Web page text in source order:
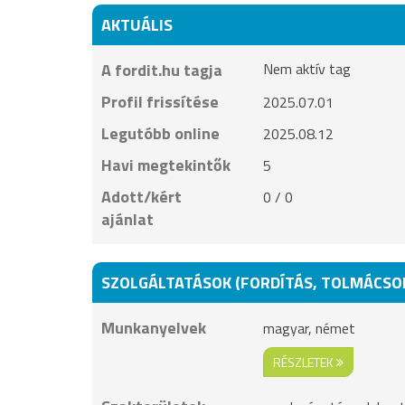
AKTUÁLIS
A fordit.hu tagja
Nem aktív tag
Profil frissítése 2025.07.01
Legutóbb online 2025.08.12
Havi megtekintők 5
Adott/kért
ajánlat
0 / 0
SZOLGÁLTATÁSOK (FORDÍTÁS,
Munkanyelvek
magyar, német
RÉSZLETEK